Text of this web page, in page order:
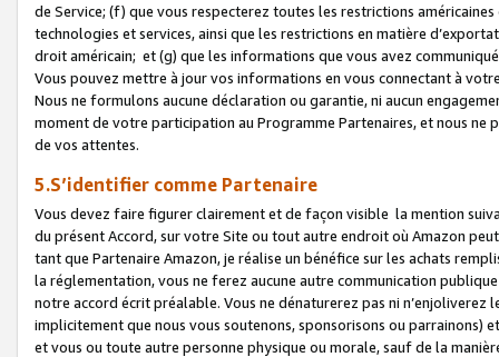
de Service; (f) que vous respecterez toutes les restrictions
technologies et services, ainsi que les restrictions en matière
droit américain; et (g) que les informations que vous avez
Vous pouvez mettre à jour vos informations en vous connectant à
Nous ne formulons aucune déclaration ou garantie, ni aucun
moment de votre participation au Programme Partenaires, et nous
de vos attentes.
5.S’identifier comme Partenaire
Vous devez faire figurer clairement et de façon visible la mention
du présent Accord, sur votre Site ou tout autre endroit où Amazon
tant que Partenaire Amazon, je réalise un bénéfice sur les achats
la réglementation, vous ne ferez aucune autre communication
notre accord écrit préalable. Vous ne dénaturerez pas ni
implicitement que nous vous soutenons, sponsorisons ou parrainons)
et vous ou toute autre personne physique ou morale, sauf de la